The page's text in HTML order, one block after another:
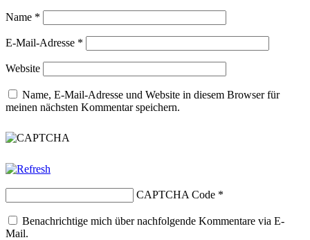
Name *
E-Mail-Adresse *
Website
Name, E-Mail-Adresse und Website in diesem Browser für
meinen nächsten Kommentar speichern.
CAPTCHA Code *
Benachrichtige mich über nachfolgende Kommentare via E-
Mail.